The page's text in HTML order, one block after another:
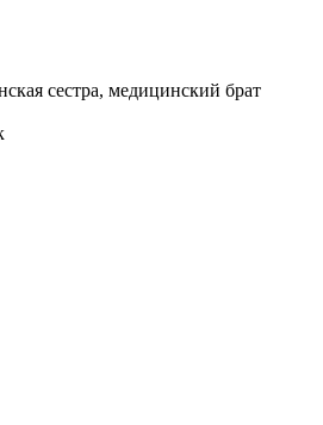
сестра, медицинский брат